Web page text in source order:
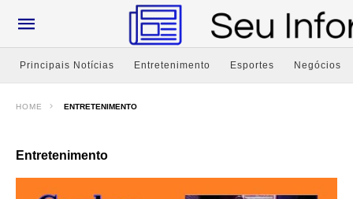
Principais Notícias Entretenimento Esportes Negócios
HOME ENTRETENIMENTO
Entretenimento